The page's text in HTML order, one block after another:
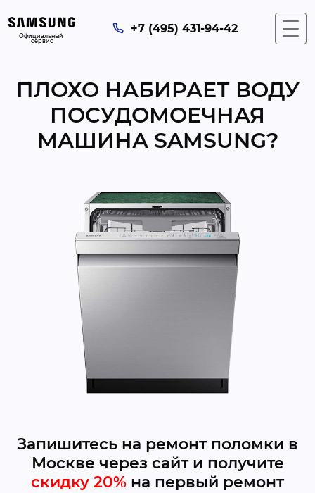
Официальный
сервис
+7 (495) 431-94-42
ПЛОХО НАБИРАЕТ ВОДУ
ПОСУДОМОЕЧНАЯ
МАШИНА SAMSUNG?
Запишитесь на ремонт поломки в
Москве через сайт и получите
скидку 20% на первый ремонт